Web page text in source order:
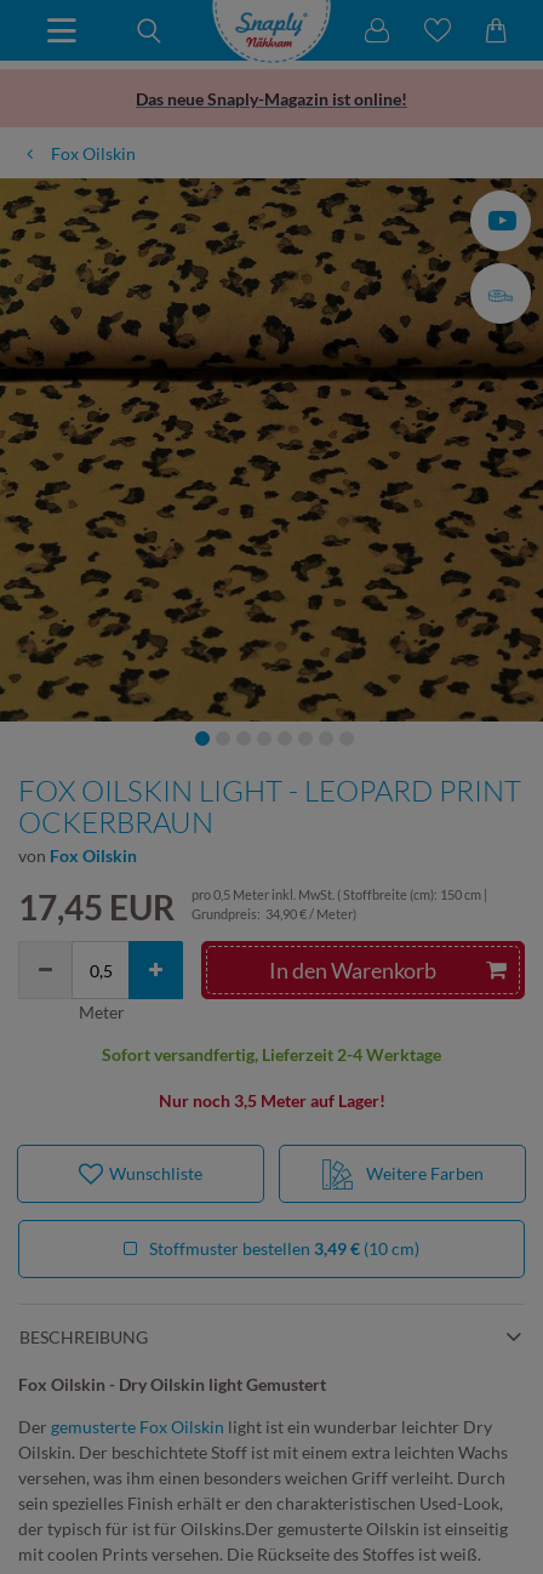
Das neue Snaply-Magazin ist online!
Fox Oilskin
FOX OILSKIN LIGHT - LEOPARD PRINT
OCKERBRAUN
von Fox Oilskin
17,45 EUR pro0,5 Meter inkl. MwSt. ( Stoffbreite (cm): 150 cm |
Grundpreis: 34,90 € / Meter)
Nur noch 3,5 Meter auf Lager!
In den Warenkorb
Meter
Sofort versandfertig, Lieferzeit 2-4 Werktage
Weitere Farben
Wunschliste
Stoffmuster bestellen 3,49 € (10 cm)
BESCHREIBUNG
Fox Oilskin - Dry Oilskin light Gemustert
Der gemusterte Fox Oilskin light ist ein wunderbar leichter Dry
Oilskin. Der beschichtete Stoff ist mit einem extra leichten Wachs
versehen, was ihm einen besonders weichen Griff verleiht. Durch
sein spezielles Finish erhält er den charakteristischen Used-Look,
der typisch für ist für Oilskins.Der gemusterte Oilskin ist einseitig
mit coolen Prints versehen. Die Rückseite des Stoffes ist weiß.